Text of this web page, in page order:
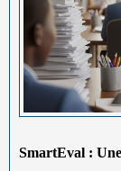
SmartEval :